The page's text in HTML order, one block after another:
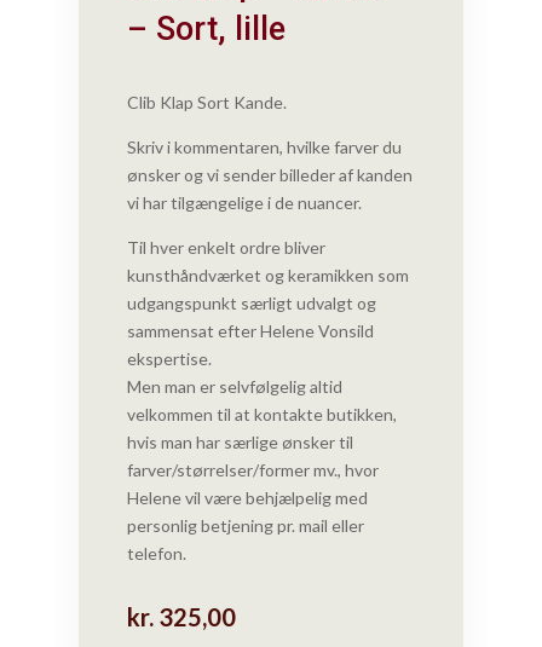
– Sort, lille
Clib Klap Sort Kande.
Skriv i kommentaren, hvilke farver du
ønsker og vi sender billeder af kanden
vi har tilgængelige i de nuancer.
Til hver enkelt ordre bliver
kunsthåndværket og keramikken som
udgangspunkt særligt udvalgt og
sammensat efter Helene Vonsild
ekspertise.
Men man er selvfølgelig altid
velkommen til at kontakte butikken,
hvis man har særlige ønsker til
farver/størrelser/former mv., hvor
Helene vil være behjælpelig med
personlig betjening pr. mail eller
telefon.
kr.325,00